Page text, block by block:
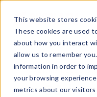
This website stores
These cookies are used
about how you interact
allow us to remember
information in order to
your browsing
metrics about our
27/MAI/2026